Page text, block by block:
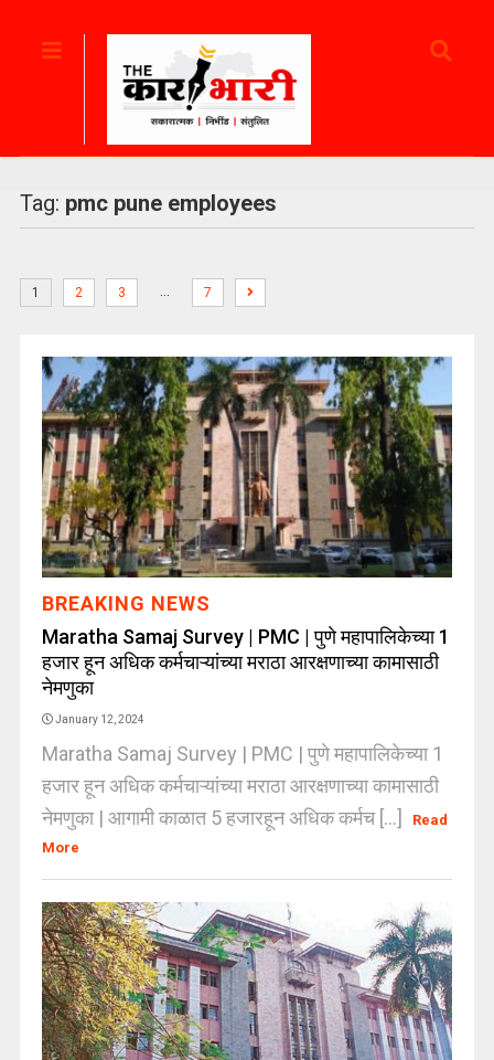
Tag: pmc pune employees
1 2 3 … 7
BREAKING NEWS
Maratha Samaj Survey | PMC | पुणे महापालिकेच्या 1
हजार हून अधिक कर्मचाऱ्यांच्या मराठा आरक्षणाच्या कामासाठी
नेमणुका
January 12, 2024
Maratha Samaj Survey | PMC | पुणे महापालिकेच्या 1
हजार हून अधिक कर्मचाऱ्यांच्या मराठा आरक्षणाच्या कामासाठी
नेमणुका | आगामी काळात 5 हजारहून अधिक कर्मच [...]
Read
More